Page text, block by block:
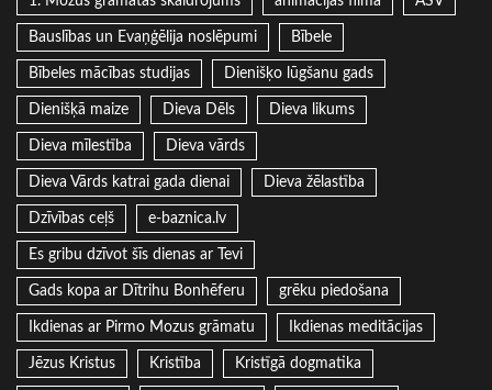
Bauslības un Evaņģēlija noslēpumi Bībele
Bībeles mācības studijas Dienišķo lūgšanu gads
Dienišķā maize Dieva Dēls Dieva likums
Dieva mīlestība Dieva vārds
Dieva Vārds katrai gada dienai Dieva žēlastība
Dzīvības ceļš e-baznica.lv
Es gribu dzīvot šīs dienas ar Tevi
Gads kopa ar Dītrihu Bonhēferu grēku piedošana
Ikdienas ar Pirmo Mozus grāmatu Ikdienas meditācijas
Jēzus Kristus Kristība Kristīgā dogmatika